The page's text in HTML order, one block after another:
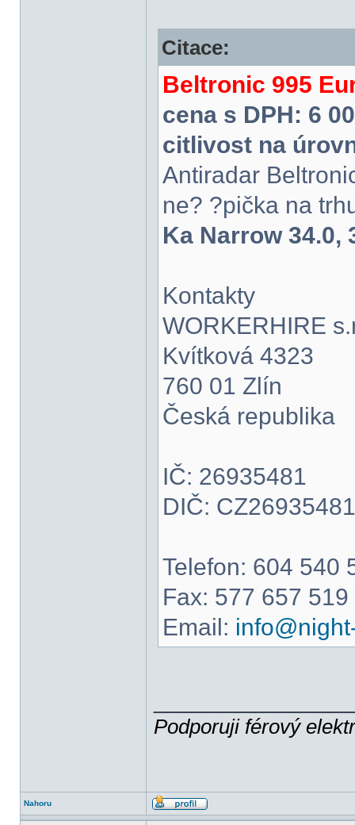
Citace:
Beltronic 995
cena s DPH: 6
citlivost na
Antiradar
ne? ?pička na
Ka Narrow 34.0,
Kontakty
WORKERHIRE
Kvítková 4323
760 01 Zlín
Česká republika
IČ: 26935481
DIČ: CZ26935481
Telefon: 604 540
Fax: 577 657 519
Email:
Podporuji férový
Nahoru